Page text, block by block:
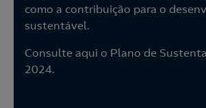
como a contribuição para o
sustentável.
Consulte aqui o Plano de
2024.